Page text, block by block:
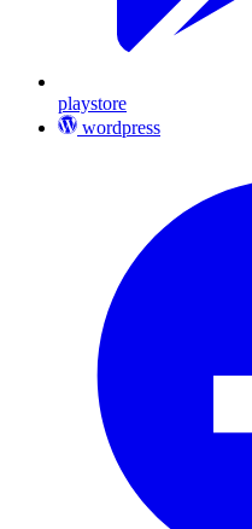
playstore
wordpress